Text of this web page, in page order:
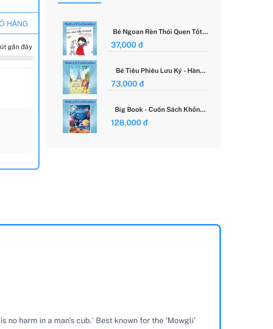
HÀNG
gần đây
Bé Ngoan Rèn Thói Quen Tốt -
37,000 đ
Bé Tiêu Phiêu Lưu Ký - Hành
Giới Của Cô Gái Việt
73,000 đ
Big Book - Cuốn Sách Khổng
Hành Tinh (Tái Bản)
128,000 đ
no harm in a man's cub.' Best known for the 'Mowgli'